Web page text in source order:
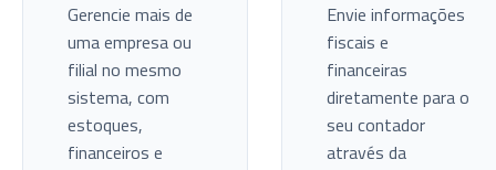
Gerencie mais de
uma empresa ou
filial no mesmo
sistema, com
estoques,
financeiros e
Envie informações
fiscais e
financeiras
diretamente para o
seu contador
através da